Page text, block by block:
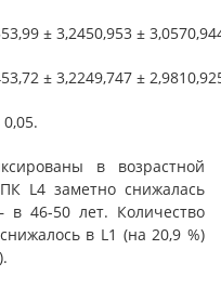
53,99 ± 3,2450,953 ± 3,057
53,72 ± 3,2249,747 ± 2,981
в возрастной
L4 заметно снижалась
в 46-50 лет. Количество
в L1 (на 20,9 %)